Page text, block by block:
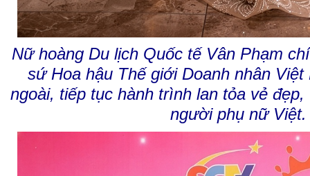
Nữ hoàng Du lịch Quốc tế Vân Phạm
sứ Hoa hậu Thế giới Doanh nhân
ngoài, tiếp tục hành trình lan tỏa vẻ
người phụ nữ Việt.